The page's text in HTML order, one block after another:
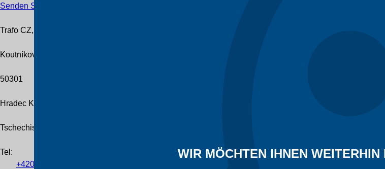
Senden Sie uns Ihre Anfrage
Trafo CZ, a.s.
Koutníkova 208/12
50301
Hradec Králové
Tschechische Republik
Tel :
+420
WIR MÖCHTEN IHNEN